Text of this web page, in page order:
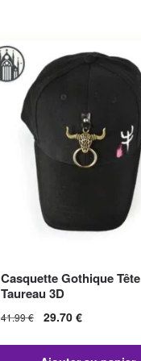
Casquette Gothique Tête
Taureau 3D
41.99€ 29.70 €